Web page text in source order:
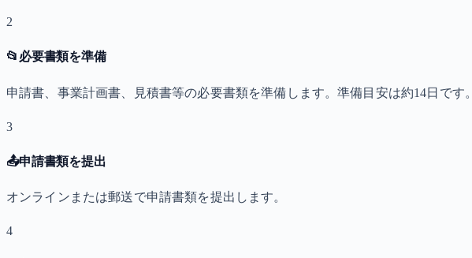
2
📂 必要書類を準備
申請書、事業計画書、見積書等の必要書類を準備します。準備目安は約14日です。
3
📤申請書類を提出
オンラインまたは郵送で申請書類を提出します。
4